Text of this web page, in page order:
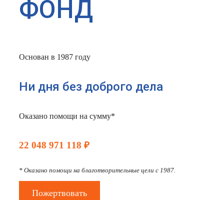
ФОНД
Основан в 1987 году
Ни дня без доброго дела
Оказано помощи на сумму*
22 048 971 118 ₽
* Оказано помощи на благотворительные цели с 1987.
Пожертвовать